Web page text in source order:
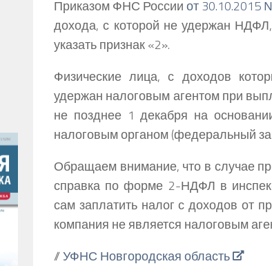
Приказом ФНС Россииот
дохода, с которой не удержан
указать признак «2».
Физические лица, с доходов
удержан налоговым агентом при
не позднее 1 декабря на
налоговым органом (федеральный
Обращаем внимание, что в случае
справка по форме 2-НДФЛ в
сам заплатить налог с доходов от
компания не является налоговым
//УФНС Новгородская область